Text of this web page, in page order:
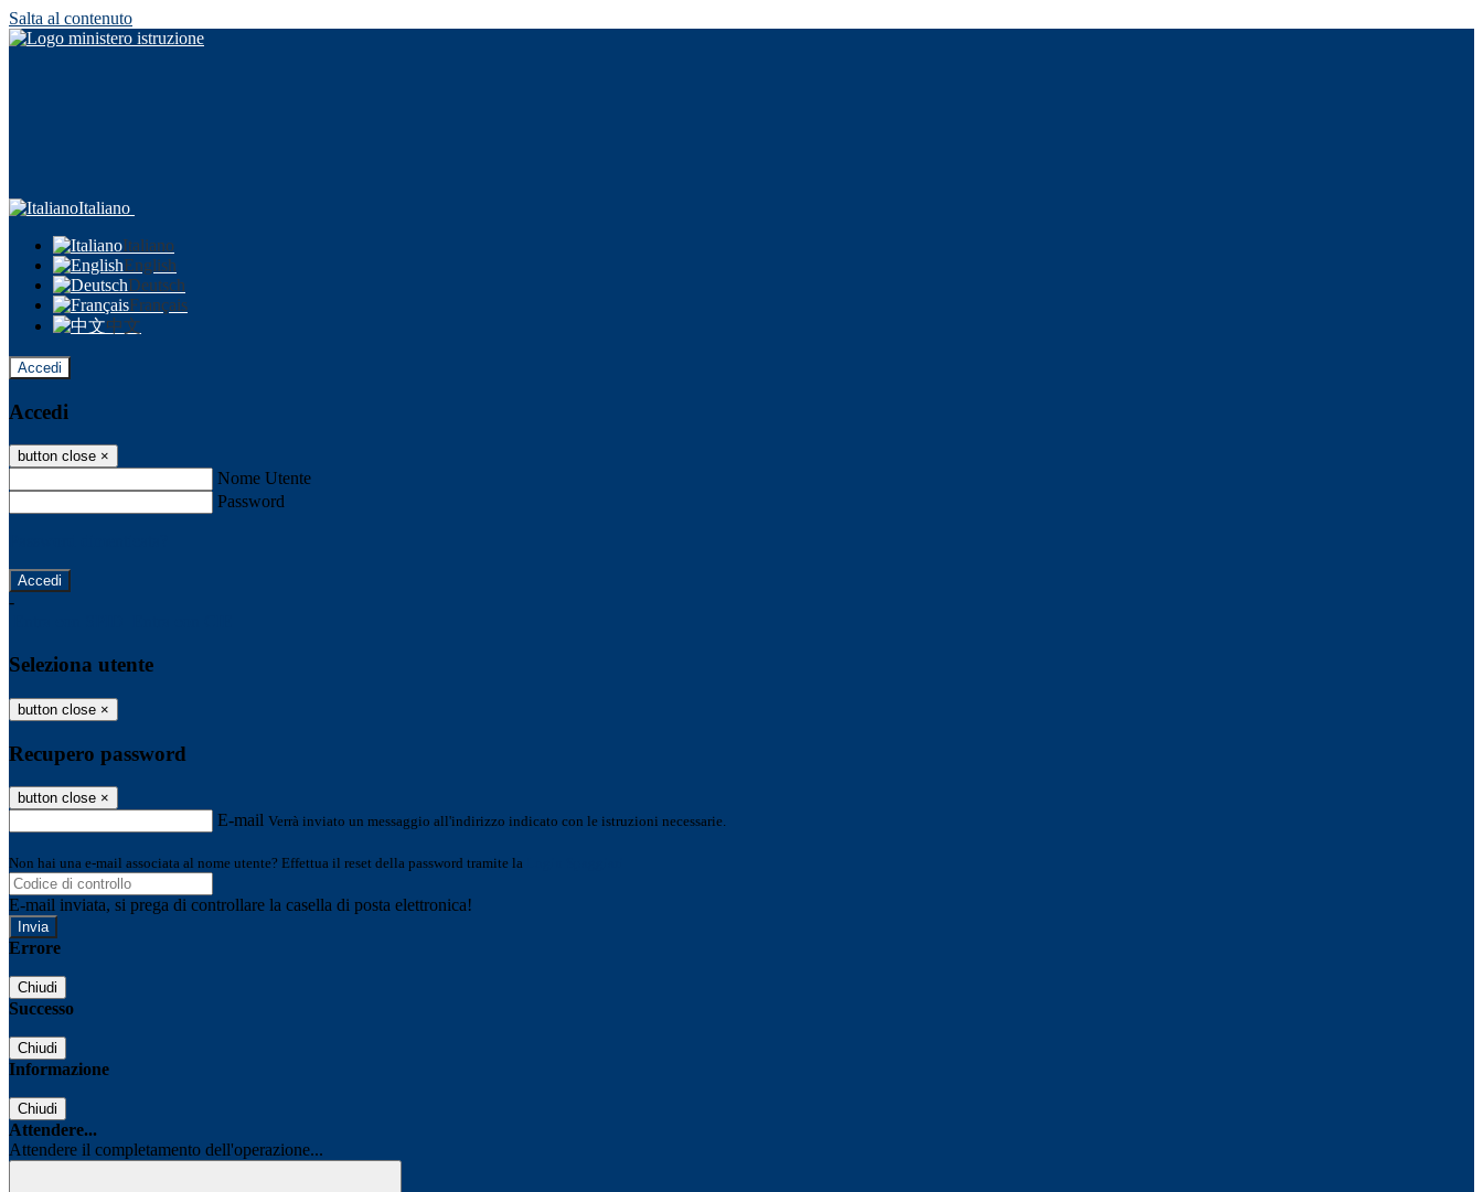
Salta al contenuto
Italiano
Italiano
English
Deutsch
Français
中文
Accedi
Accedi
button close ×
Nome Utente
Password
-
Seleziona utente
button close ×
Recupero password
button close ×
E-mail Verrà inviato un messaggio all'indirizzo indicato con le istruzioni necessarie.
Non hai una e-mail associata al nome utente? Effettua il reset della password tramite la
E-mail inviata, si prega di controllare la casella di posta elettronica!
Errore
Chiudi
Successo
Chiudi
Informazione
Chiudi
Attendere...
Attendere il completamento dell'operazione...